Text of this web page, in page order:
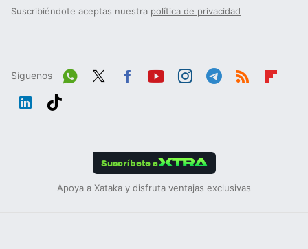
Suscribiéndote aceptas nuestra política de privacidad
Síguenos
Wh
Suscríbete a
Apoya a Xataka y disfruta ventajas exclusivas